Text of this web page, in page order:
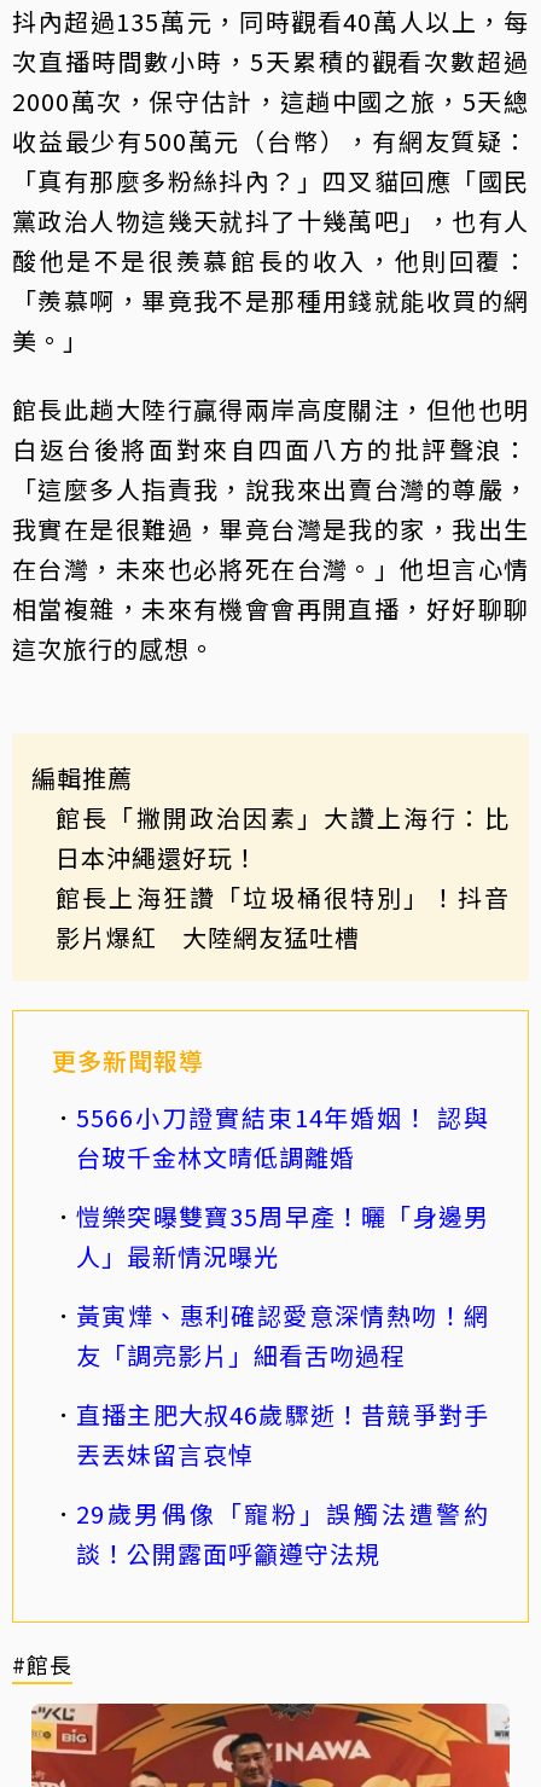
抖內超過135萬元，同時觀看40萬人以上，每
次直播時間數小時，5天累積的觀看次數超過
2000萬次，保守估計，這趟中國之旅，5天總
收益最少有500萬元（台幣），有網友質疑：
「真有那麼多粉絲抖內？」四叉貓回應「國民
黨政治人物這幾天就抖了十幾萬吧」，也有人
酸他是不是很羨慕館長的收入，他則回覆：
「羨慕啊，畢竟我不是那種用錢就能收買的網
美。」
館長此趟大陸行贏得兩岸高度關注，但他也明
白返台後將面對來自四面八方的批評聲浪：
「這麼多人指責我，說我來出賣台灣的尊嚴，
我實在是很難過，畢竟台灣是我的家，我出生
在台灣，未來也必將死在台灣。」他坦言心情
相當複雜，未來有機會會再開直播，好好聊聊
這次旅行的感想。
編輯推薦
館長「撇開政治因素」大讚上海行：比
日本沖繩還好玩！
館長上海狂讚「垃圾桶很特別」！抖音
影片爆紅 大陸網友猛吐槽
更多新聞報導
5566小刀證實結束14年婚姻！ 認與
台玻千金林文晴低調離婚
愷樂突曝雙寶35周早產！曬「身邊男
人」最新情況曝光
黃寅燁、惠利確認愛意深情熱吻！網
友「調亮影片」細看舌吻過程
直播主肥大叔46歲驟逝！昔競爭對手
丟丟妹留言哀悼
29歲男偶像「寵粉」誤觸法遭警約
談！公開露面呼籲遵守法規
#館長